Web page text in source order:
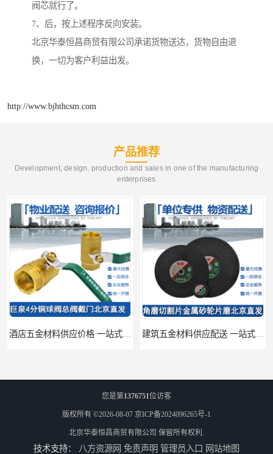
阀芯就行了。
7、后，按上述程序反向安装。
北京华泰恒昌商贸有限公司承诺货物送达，货物自由退
换，一切为客户利益出发。
http://www.bjhthcsm.com
产品推荐
Development, design, production and sales in one of the manufacturing
enterprises
您是第1376751位访客
版权所有 ©2026-08-07 京ICP备2024096265号-1
北京华泰恒昌商贸有限公司 保留所有权利.
技术支持： 八方资源网 免责声明 管理员入口 网站地图